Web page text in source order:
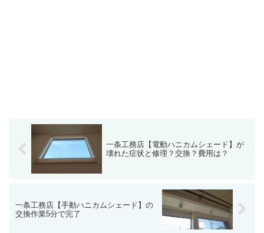
一条工務店【電動ハニカムシェード】が
壊れた症状と修理？交換？費用は？
一条工務店【手動ハニカムシェード】の
交換作業5分で完了